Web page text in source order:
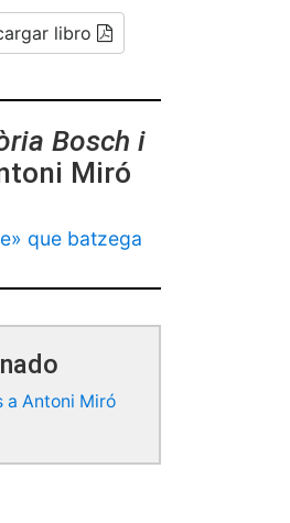
libro
Bosch i
Miró
que batzega
a Antoni Miró